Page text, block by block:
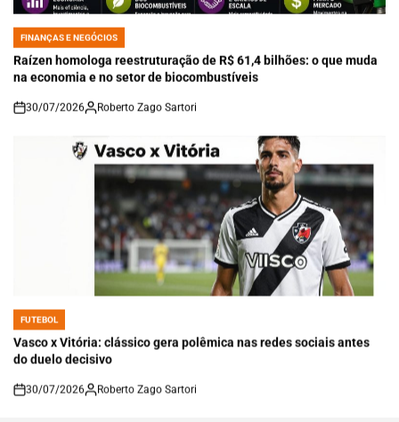
POSTED
IN
FINANÇAS E NEGÓCIOS
Raízen homologa reestruturação de R$ 61,4 bilhões: o que muda
na economia e no setor de biocombustíveis
on
30/07/2026 Roberto Zago Sartori
POSTED
FUTEBOL
Vasco x Vitória: clássico gera polêmica nas redes sociais antes
do duelo decisivo
on
30/07/2026 Roberto Zago Sartori